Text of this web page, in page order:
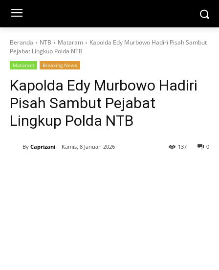
Beranda NTB Mataram
Kapolda Edy Murbowo Hadiri Pisah Sambut
Pejabat Lingkup Polda NTB
Mataram Breaking News
Kapolda Edy Murbowo Hadiri
Pisah Sambut Pejabat
Lingkup Polda NTB
By Caprizani Kamis, 8 Januari 2026 0
137